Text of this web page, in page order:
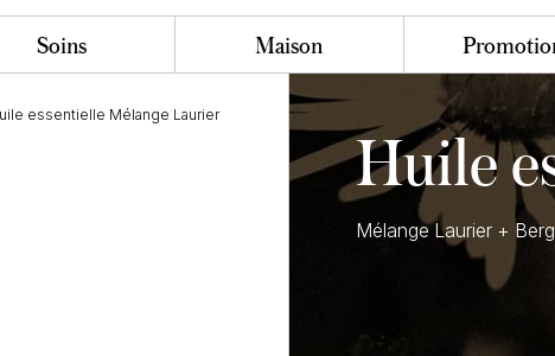
Soins Maison
essentielle Mélange Laurier
Huile
Mélange Laurier +